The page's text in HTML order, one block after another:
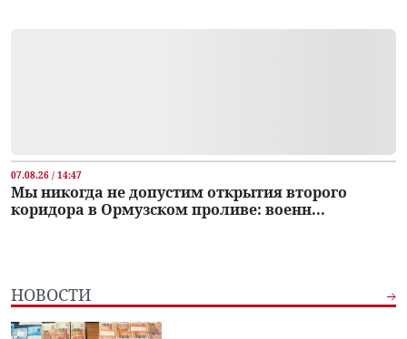
07.08.26 / 14:47
Мы никогда не допустим открытия второго
коридора в Ормузском проливе: военн...
НОВОСТИ